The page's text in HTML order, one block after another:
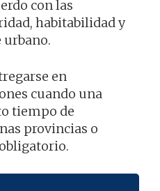
con las
habitabilidad y
urbano.
en
cuando una
tiempo de
provincias o